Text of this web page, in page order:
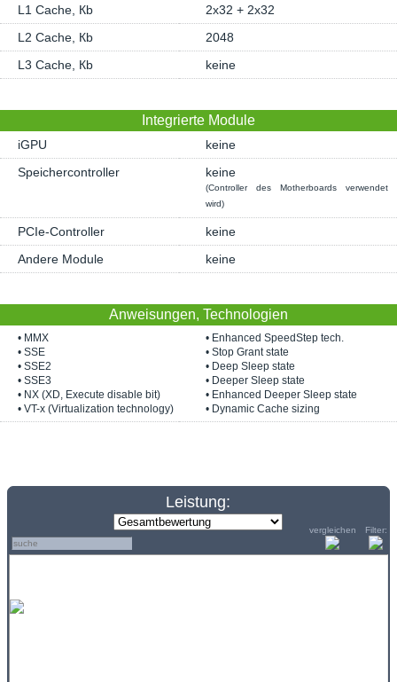
L1 Cache, Кb
2x32 + 2x32
L2 Cache, Кb
2048
L3 Cache, Кb
keine
Integrierte Module
iGPU
keine
Speichercontroller
keine
(Controller des Motherboards verwendet
wird)
PCIe-Controller
keine
Andere Module
keine
Anweisungen, Technologien
• MMX
• SSE
• SSE2
• SSE3
• NX (XD, Execute disable bit)
• VT-x (Virtualization technology)
• Enhanced SpeedStep tech.
• Stop Grant state
• Deep Sleep state
• Deeper Sleep state
• Enhanced Deeper Sleep state
• Dynamic Cache sizing
Leistung:
vergleichen Filter: